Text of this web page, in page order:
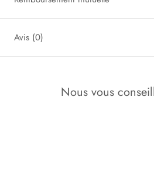
Avis (0)
Nous vous